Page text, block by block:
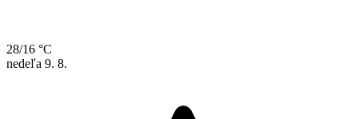
28/16 °C
nedeľa 9. 8.